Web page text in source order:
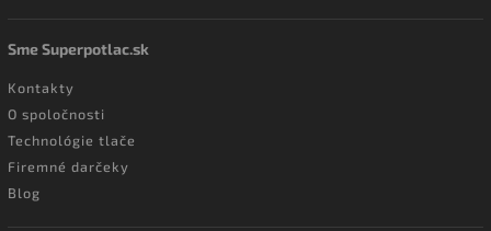
Sme Superpotlac.sk
Kontakty
O spoločnosti
Technológie tlače
Firemné darčeky
Blog